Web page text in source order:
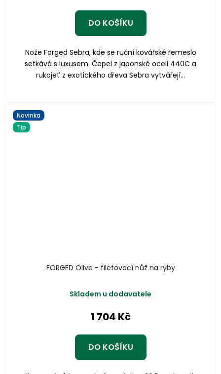
DO KOŠÍKU
Nože Forged Sebra, kde se ruční kovářské řemeslo
setkává s luxusem. Čepel z japonské oceli 440C a
rukojeť z exotického dřeva Sebra vytvářejí...
Novinka
Tip
FORGED Olive - filetovací nůž na ryby
Skladem u dodavatele
1 704 Kč
DO KOŠÍKU